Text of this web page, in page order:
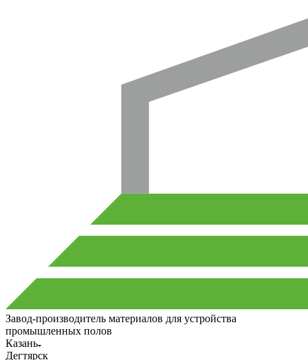
Завод-производитель материалов для устройства
промышленных полов
Казань
Дегтярск